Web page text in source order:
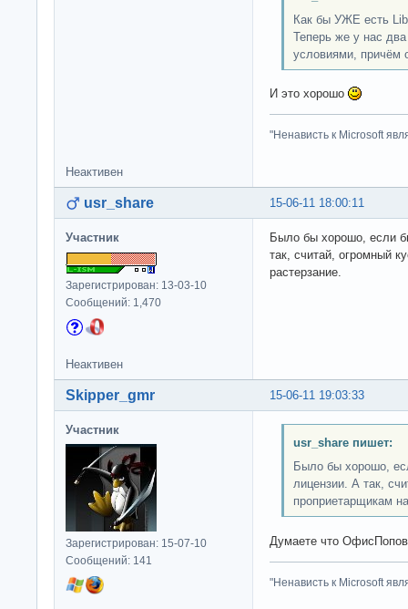
Как бы УЖЕ есть
Теперь же у нас
условиями, причём
И это хорошо
"Ненависть к Microsoft
Неактивен
15-06-11 18:00:11
usr_share
Участник
Зарегистрирован: 13-03-10
Сообщений: 1,470
Было бы хорошо, если
так, считай, огромный
растерзание.
Неактивен
15-06-11 19:03:33
Skipper_gmr
Участник
Зарегистрирован: 15-07-10
Сообщений: 141
usr_share пишет:
Было бы хорошо,
лицензии. А так,
проприетарщикам
Думаете что
"Ненависть к Microsoft